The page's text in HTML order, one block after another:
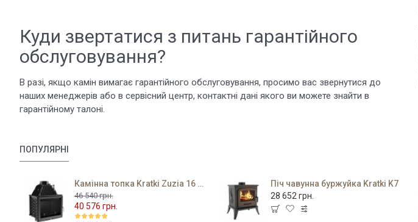
Куди звертатися з питань гарантійного
обслуговування?
В разі, якщо камін вимагає гарантійного обслуговування, просимо вас звернутися до
наших менеджерів або в сервісний центр, контактні дані якого ви можете знайти в
гарантійному талоні.
ПОПУЛЯРНІ
Камінна топка Kratki Zuzia 16 PF
40 576 грн.
46 540 грн.
Піч чавунна буржуйка Kratki K7
28 652 грн.